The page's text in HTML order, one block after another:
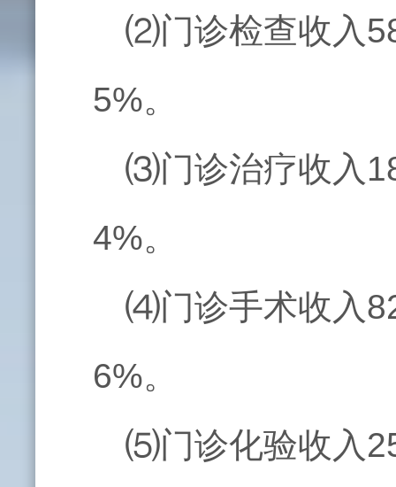
⑵门诊检查收入
5%。
⑶门诊治疗收入
4%。
⑷门诊手术收入
6%。
⑸门诊化验收入